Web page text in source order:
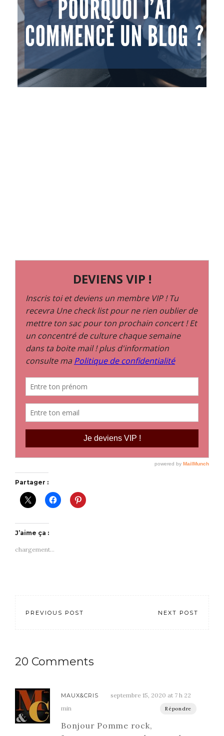
Partager :
J’aime ça :
chargement…
PREVIOUS POST NEXT POST
20 Comments
MAUX&CRIS
septembre 15, 2020 at 7 h 22
min
Répondre
Bonjour Pomme rock,